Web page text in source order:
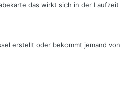
das wirkt sich in der Laufzeit
erstellt oder bekommt jemand von